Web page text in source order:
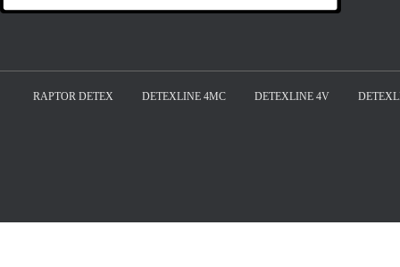
RAPTOR DETEX DETEXLINE 4MC DETEXLINE 4V